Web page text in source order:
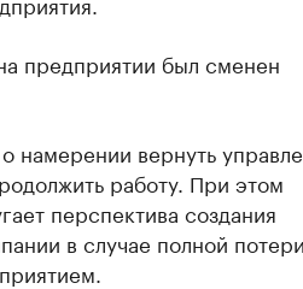
предприятии был сменен
намерении вернуть
работу. При этом
перспектива создания
в случае полной потери